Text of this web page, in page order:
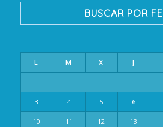
BUSCAR POR
L M X J
3 4 5 6
10 11 12 13